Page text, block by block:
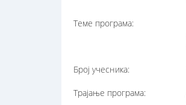
Теме програма:
Број учесника:
Трајање програма: